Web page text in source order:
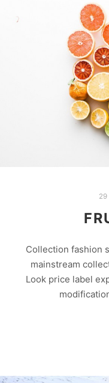
29
Collection fashion
mainstream
Look price label